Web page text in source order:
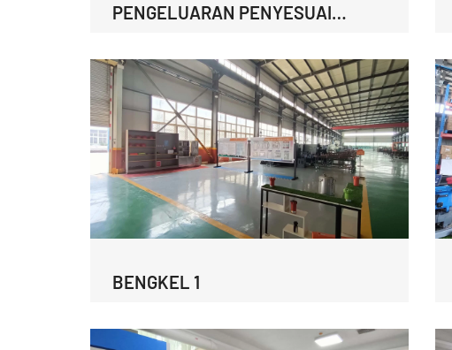
PENGELUARAN PENYESUAI
BENGKEL 1